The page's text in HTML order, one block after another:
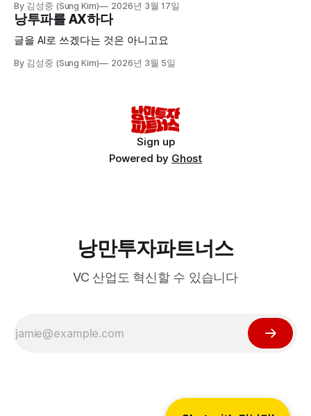
By 김성중 (Sung Kim) 2026년 3월 17일
낭투파를 AX하다
글을 AI로 쓰겠다는 것은 아니고요
By 김성중 (Sung Kim) 2026년 3월 5일
Sign up
Powered by Ghost
낭만투자파트너스
VC 산업도 혁신할 수 있습니다